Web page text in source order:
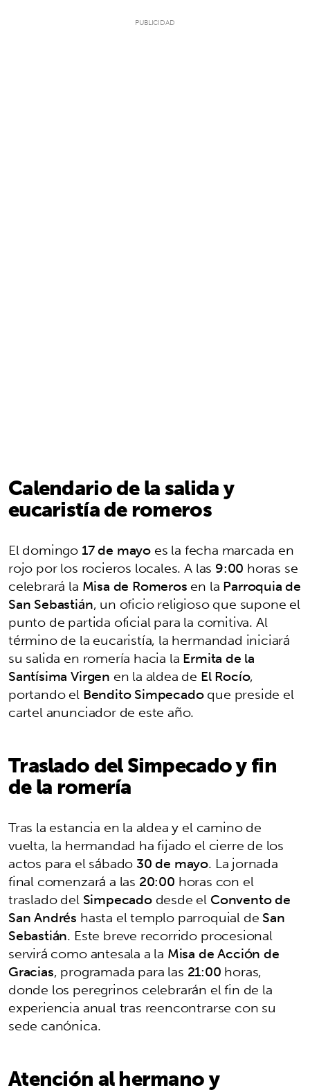
Calendario de la salida y
eucaristía de romeros
El domingo17 de mayoes la fecha marcada en
rojo por los rocieros locales. A las 9:00 horas se
celebrará la Misa de Romerosen laParroquia de
San Sebastián, un oficio religioso que supone el
punto de partida oficial para la comitiva. Al
término de la eucaristía, la hermandad iniciará
su salida en romería hacia laErmita de la
Santísima Virgen en la aldea de El Rocío,
portando elBendito Simpecadoque preside el
cartel anunciador de este año.
Traslado del Simpecado y fin
de la romería
Tras la estancia en la aldea y el camino de
vuelta, la hermandad ha fijado el cierre de los
actos para el sábado30 de mayo. La jornada
final comenzará a las 20:00 horas con el
traslado delSimpecadodesde elConvento de
San Andrés hasta el templo parroquial deSan
Sebastián. Este breve recorrido procesional
servirá como antesala a la Misa de Acción de
Gracias, programada para las 21:00horas,
donde los peregrinos celebrarán el fin de la
experiencia anual tras reencontrarse con su
sede canónica.
Atención al hermano y